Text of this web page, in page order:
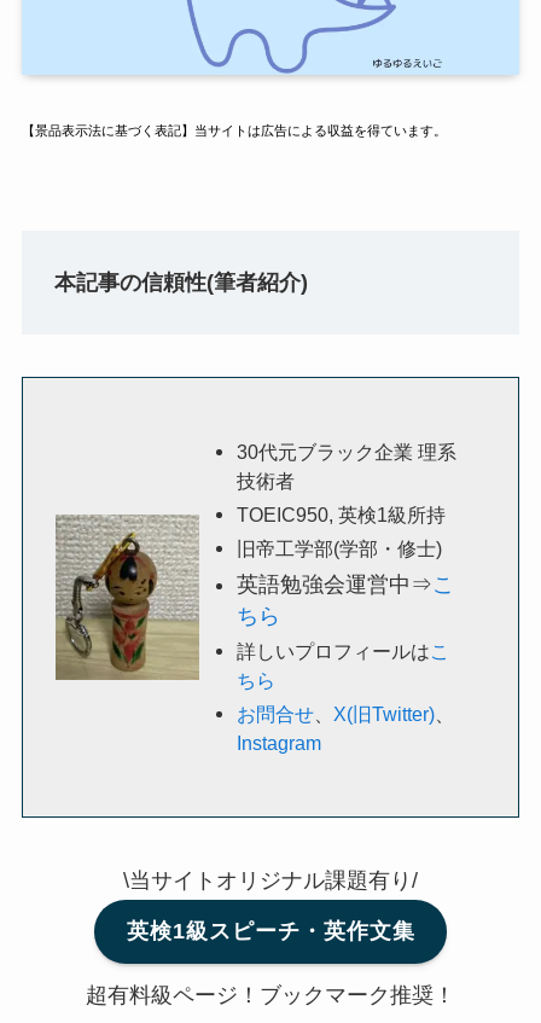
【景品表示法に基づく表記】当サイトは広告による収益を得ています。
本記事の信頼性(筆者紹介)
30代元ブラック企業 理系
技術者
TOEIC950, 英検1級所持
旧帝工学部(学部・修士)
英語勉強会運営中⇒こ
ちら
詳しいプロフィールはこ
ちら
お問合せ、 X(旧Twitter)、
Instagram
\当サイトオリジナル課題有り/
英検1級スピーチ・英作文集
超有料級ページ！ブックマーク推奨！